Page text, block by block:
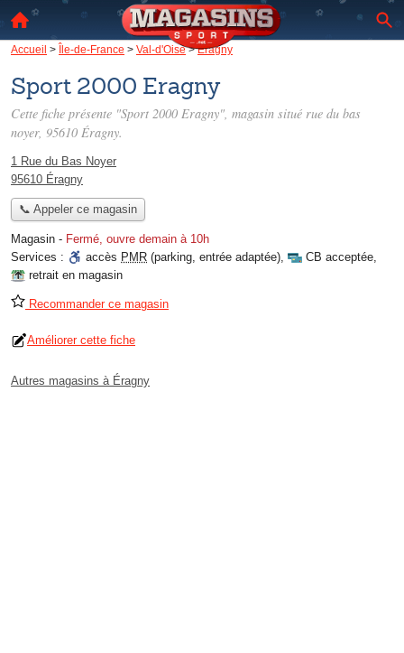
Accueil > Île-de-France > Val-d'Oise>Éragny
Sport 2000 Eragny
Cette fiche présente "Sport 2000 Eragny", magasin situé rue du bas
noyer, 95610 Éragny.
1 Rue du Bas Noyer
95610 Éragny
📞 Appeler ce magasin
Magasin - Fermé, ouvre demain à 10h
Services :
accès PMR (parking, entrée adaptée), CB acceptée,
retrait en magasin
Recommander ce magasin
Améliorer cette fiche
Autres magasins à Éragny